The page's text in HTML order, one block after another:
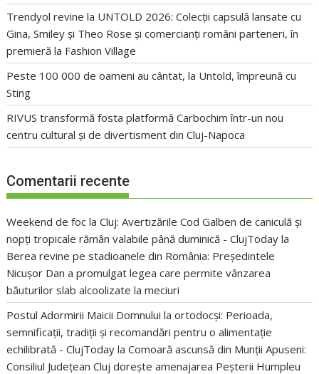
Trendyol revine la UNTOLD 2026: Colecții capsulă lansate cu
Gina, Smiley și Theo Rose și comercianți români parteneri, în
premieră la Fashion Village
Peste 100 000 de oameni au cântat, la Untold, împreună cu
Sting
RIVUS transformă fosta platformă Carbochim într-un nou
centru cultural și de divertisment din Cluj-Napoca
Comentarii recente
Weekend de foc la Cluj: Avertizările Cod Galben de caniculă și
nopți tropicale rămân valabile până duminică - ClujToday la
Berea revine pe stadioanele din România: Președintele
Nicușor Dan a promulgat legea care permite vânzarea
băuturilor slab alcoolizate la meciuri
Postul Adormirii Maicii Domnului la ortodocși: Perioada,
semnificații, tradiții și recomandări pentru o alimentație
echilibrată - ClujToday laComoară ascunsă din Munții Apuseni:
Consiliul Județean Cluj dorește amenajarea Peșterii Humpleu